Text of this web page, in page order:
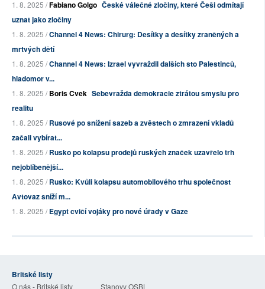
1. 8. 2025 /Fabiano Golgo České válečné zločiny, které Češi odmítají
uznat jako zločiny
1. 8. 2025 /Channel 4 News: Chirurg: Desítky a desítky zraněných a
mrtvých dětí
1. 8. 2025 /Channel 4 News: Izrael vyvraždil dalších sto Palestinců,
hladomor v...
1. 8. 2025 /Boris Cvek Sebevražda demokracie ztrátou smyslu pro
realitu
1. 8. 2025 /Rusové po snížení sazeb a zvěstech o zmrazení vkladů
začali vybírat...
1. 8. 2025 /Rusko po kolapsu prodejů ruských značek uzavřelo trh
nejoblíbenější...
1. 8. 2025 /Rusko: Kvůli kolapsu automobilového trhu společnost
Avtovaz sníží m...
1. 8. 2025 /Egypt cvičí vojáky pro nové úřady v Gaze
Britské listy
O nás - Britské listy Stanovy OSBL